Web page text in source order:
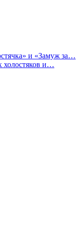
и «Замуж за…
холостяков и…